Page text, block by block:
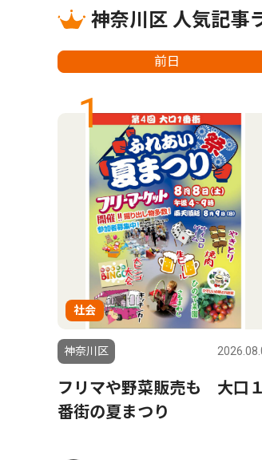
神奈川区 人気記事
前日
1
社会
神奈川区
フリマや野菜販売も 大口１
番街の夏まつり